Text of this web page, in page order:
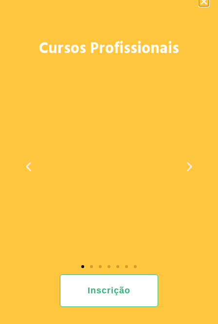
Inauguração do campo exterior de voleibol
Cursos Profissionais
Inscrição